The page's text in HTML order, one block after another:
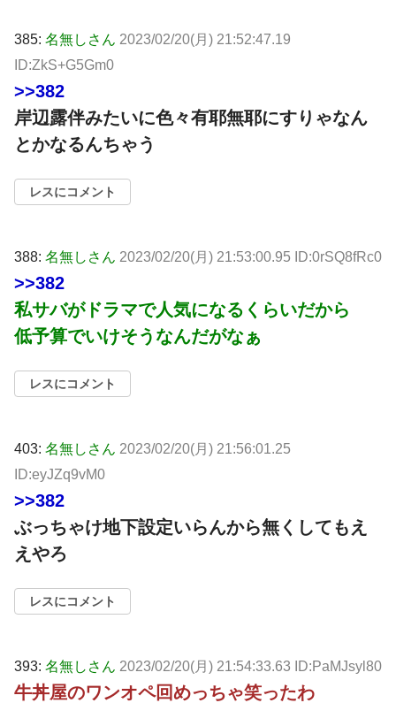
385: 名無しさん 2023/02/20(月) 21:52:47.19
ID:ZkS+G5Gm0
>>382
岸辺露伴みたいに色々有耶無耶にすりゃなん
とかなるんちゃう
レスにコメント
388: 名無しさん 2023/02/20(月) 21:53:00.95 ID:0rSQ8fRc0
>>382
私サバがドラマで人気になるくらいだから
低予算でいけそうなんだがなぁ
レスにコメント
403: 名無しさん 2023/02/20(月) 21:56:01.25
ID:eyJZq9vM0
>>382
ぶっちゃけ地下設定いらんから無くしてもえ
えやろ
レスにコメント
393: 名無しさん 2023/02/20(月) 21:54:33.63 ID:PaMJsyl80
牛丼屋のワンオペ回めっちゃ笑ったわ